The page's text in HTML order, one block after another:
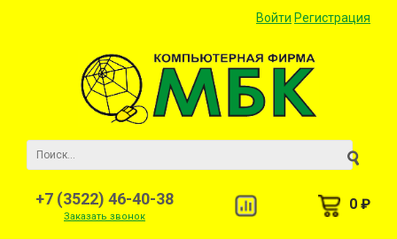
Войти Регистрация
+7 (3522) 46-40-38
Заказать звонок
0 ₽